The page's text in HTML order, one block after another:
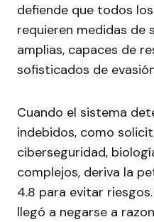
defiende que todos
requieren medidas de
amplias, capaces de
sofisticados de
Cuando el sistema
indebidos, como
ciberseguridad,
complejos, deriva la
4.8 para evitar
llegó a negarse a